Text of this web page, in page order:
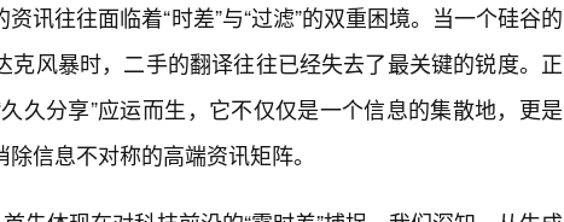
讯往往面临着“时差”与“过滤”的双重困境。当一个硅谷的
克风暴时，二手的翻译往往已经失去了最关键的锐度。正
久分享”应运而生，它不仅仅是一个信息的集散地，更是
信息不对称的高端资讯矩阵。